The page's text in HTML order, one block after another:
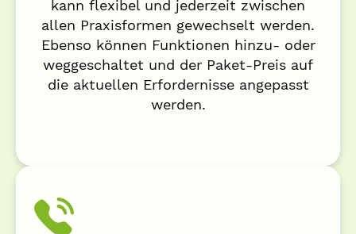
kann flexibel und jederzeit zwischen
allen Praxisformen gewechselt werden.
Ebenso können Funktionen hinzu- oder
weggeschaltet und der Paket-Preis auf
die aktuellen Erfordernisse angepasst
werden.